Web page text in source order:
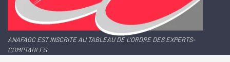
ANAFAGC EST INSCRITE AU TABLEAU DE L'ORDRE DES EXPERTS-
COMPTABLES